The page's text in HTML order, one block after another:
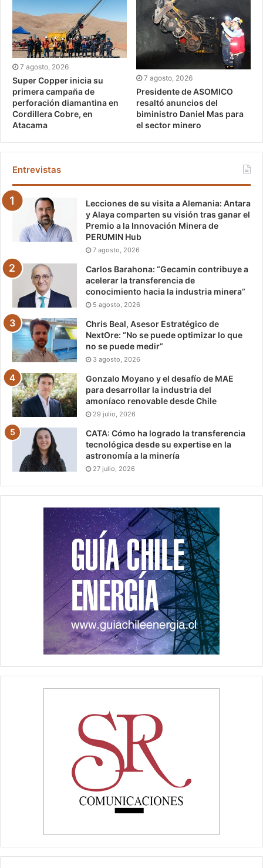
7 agosto, 2026
Super Copper inicia su
primera campaña de
perforación diamantina en
Cordillera Cobre, en
Atacama
7 agosto, 2026
Presidente de ASOMICO
resaltó anuncios del
biministro Daniel Mas para
el sector minero
Entrevistas
Lecciones de su visita a Alemania: Antara
y Alaya comparten su visión tras ganar el
Premio a la Innovación Minera de
PERUMIN Hub
7 agosto, 2026
Carlos Barahona: “Gecamin contribuye a
acelerar la transferencia de
conocimiento hacia la industria minera”
5 agosto, 2026
Chris Beal, Asesor Estratégico de
NextOre: “No se puede optimizar lo que
no se puede medir”
3 agosto, 2026
Gonzalo Moyano y el desafío de MAE
para desarrollar la industria del
amoníaco renovable desde Chile
29 julio, 2026
CATA: Cómo ha logrado la transferencia
tecnológica desde su expertise en la
astronomía a la minería
27 julio, 2026